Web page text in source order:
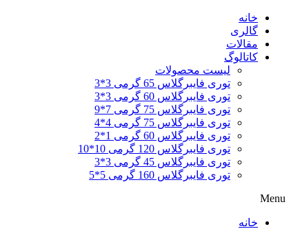
خانه
گالری
مقالات
کاتالوگ
لیست محصولات
توری فایبرگلاس 65 گرمی 3*3
توری فایبرگلاس 60 گرمی 3*3
توری فایبرگلاس 75 گرمی 7*9
توری فایبرگلاس 75 گرمی 4*4
توری فایبرگلاس 60 گرمی 1*2
توری فایبرگلاس 120 گرمی 10*10
توری فایبرگلاس 45 گرمی 3*3
توری فایبرگلاس 160 گرمی 5*5
Menu
خانه